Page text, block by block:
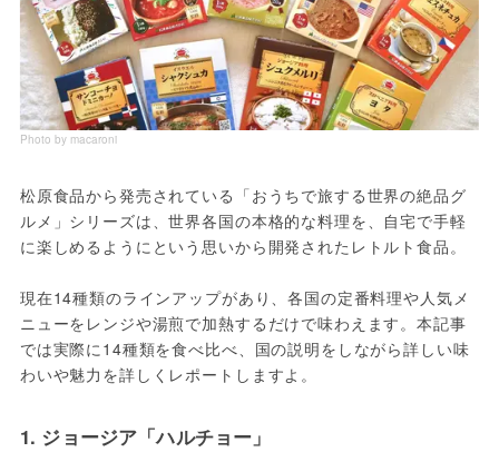
Photo by macaroni
松原食品から発売されている「おうちで旅する世界の絶品グ
ルメ」シリーズは、世界各国の本格的な料理を、自宅で手軽
に楽しめるようにという思いから開発されたレトルト食品。
現在14種類のラインアップがあり、各国の定番料理や人気メ
ニューをレンジや湯煎で加熱するだけで味わえます。本記事
では実際に14種類を食べ比べ、国の説明をしながら詳しい味
わいや魅力を詳しくレポートしますよ。
1. ジョージア「ハルチョー」